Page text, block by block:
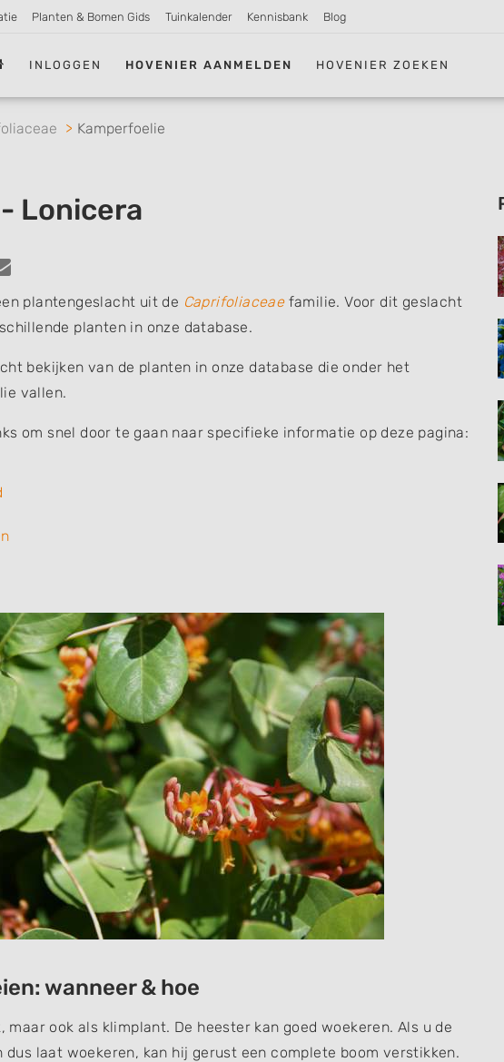
Planten & Bomen Gids Tuinkalender Kennisbank Blog
INLOGGEN HOVENIER AANMELDEN HOVENIER ZOEKEN
Kamperfoelie
Lonicera
plantengeslacht uit de Caprifoliaceaefamilie. Voor dit geslacht
planten in onze database.
bekijken van de planten in onze database die onder het
vallen.
om snel door te gaan naar specifieke informatie op deze pagina:
wanneer & hoe
maar ook als klimplant. De heester kan goed woekeren. Als u de
laat woekeren, kan hij gerust een complete boom verstikken.